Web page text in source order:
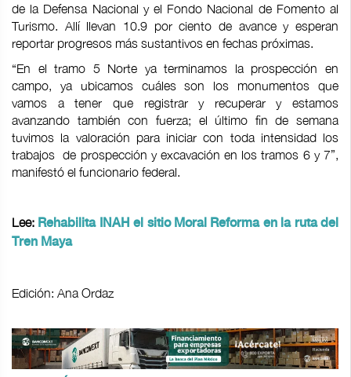
de la Defensa Nacional y el Fondo Nacional de Fomento al
Turismo. Allí llevan 10.9 por ciento de avance y esperan
reportar progresos más sustantivos en fechas próximas.
“En el tramo 5 Norte ya terminamos la prospección en
campo, ya ubicamos cuáles son los monumentos que
vamos a tener que registrar y recuperar y estamos
avanzando también con fuerza; el último fin de semana
tuvimos la valoración para iniciar con toda intensidad los
trabajos de prospección y excavación en los tramos 6 y 7”,
manifestó el funcionario federal.
Lee: Rehabilita INAH el sitio Moral Reforma en la ruta del
Tren Maya
Edición: Ana Ordaz